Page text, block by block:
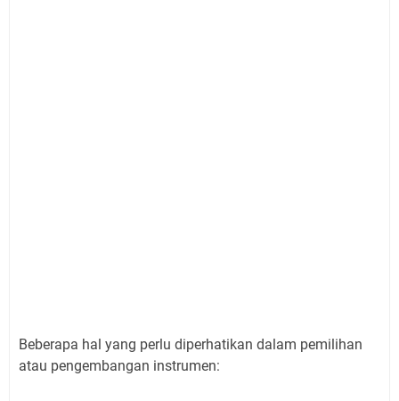
Beberapa hal yang perlu diperhatikan dalam pemilihan
atau pengembangan instrumen: